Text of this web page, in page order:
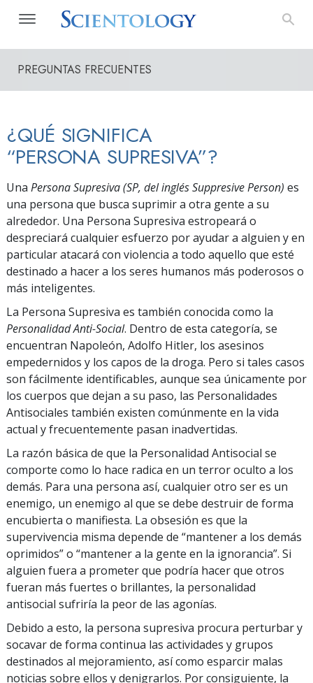
PREGUNTAS FRECUENTES
¿QUÉ SIGNIFICA
“PERSONA SUPRESIVA”?
Una Persona Supresiva (SP, del inglés Suppresive Person) es
una persona que busca suprimir a otra gente a su
alrededor. Una Persona Supresiva estropeará o
despreciará cualquier esfuerzo por ayudar a alguien y en
particular atacará con violencia a todo aquello que esté
destinado a hacer a los seres humanos más poderosos o
más inteligentes.
La Persona Supresiva es también conocida como la
Personalidad Anti-Social. Dentro de esta categoría, se
encuentran Napoleón, Adolfo Hitler, los asesinos
empedernidos y los capos de la droga. Pero si tales casos
son fácilmente identificables, aunque sea únicamente por
los cuerpos que dejan a su paso, las Personalidades
Antisociales también existen comúnmente en la vida
actual y frecuentemente pasan inadvertidas.
La razón básica de que la Personalidad Antisocial se
comporte como lo hace radica en un terror oculto a los
demás. Para una persona así, cualquier otro ser es un
enemigo, un enemigo al que se debe destruir de forma
encubierta o manifiesta. La obsesión es que la
supervivencia misma depende de “mantener a los demás
oprimidos” o “mantener a la gente en la ignorancia”. Si
alguien fuera a prometer que podría hacer que otros
fueran más fuertes o brillantes, la personalidad
antisocial sufriría la peor de las agonías.
Debido a esto, la persona supresiva procura perturbar y
socavar de forma continua las actividades y grupos
destinados al mejoramiento, así como esparcir malas
noticias sobre ellos y denigrarlos. Por consiguiente, la